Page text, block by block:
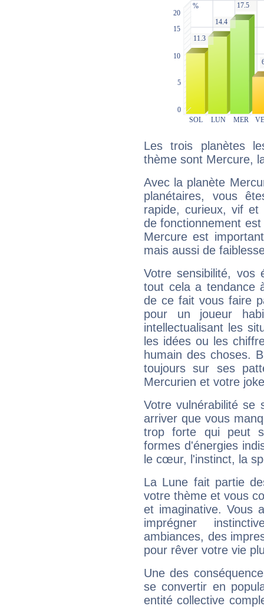
Les trois planètes
thème sont Mercure,
Avec la planète
planétaires, vous
rapide, curieux, vif et
de fonctionnement
Mercure est
mais aussi de
Votre sensibilité,
tout cela a tendance
de ce fait vous faire
pour un joueur
intellectualisant les
les idées ou les
humain des choses.
toujours sur ses
Mercurien et votre
Votre vulnérabilité se
arriver que vous
trop forte qui peut
formes d'énergies
le cœur, l'instinct, la
La Lune fait partie
votre thème et vous
et imaginative. Vous
imprégner
ambiances, des
pour rêver votre vie
Une des
se convertir en
entité collective